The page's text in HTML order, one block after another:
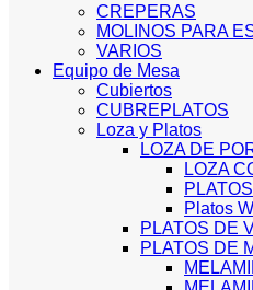
CREPERAS
MOLINOS PARA
VARIOS
Equipo de Mesa
Cubiertos
CUBREPLATOS
Loza y Platos
LOZA DE
LOZA
Platos
PLATOS DE
PLATOS DE